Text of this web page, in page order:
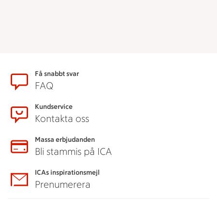
SidfotFå snabbt svar
FAQ
Kundservice
Kontakta oss
Massa erbjudanden
Bli stammis på ICA
ICAs inspirationsmejl
Prenumerera